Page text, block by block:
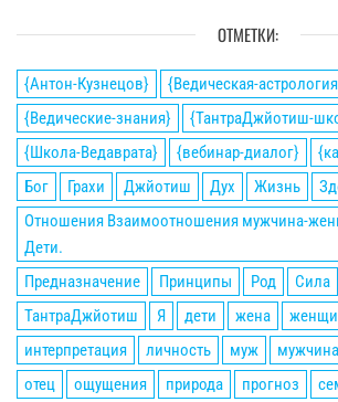
ОТМЕТКИ:
{Антон-Кузнецов}
{Ведическая-
{Ведические-знания}
{ТантраДжйотиш-
{Школа-Ведаврата}
{вебинар-диалог}
Бог
Грахи Джйотиш Дух Жизнь
Отношения Взаимоотношения мужчина-
Дети.
Предназначение
Принципы Род Сила
ТантраДжйотиш
Я дети жена
интерпретация
личность муж мужчина
отец
ощущения природа прогноз